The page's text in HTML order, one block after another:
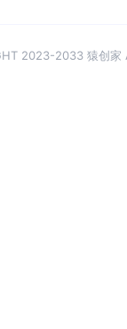
2023-2033 猿创家